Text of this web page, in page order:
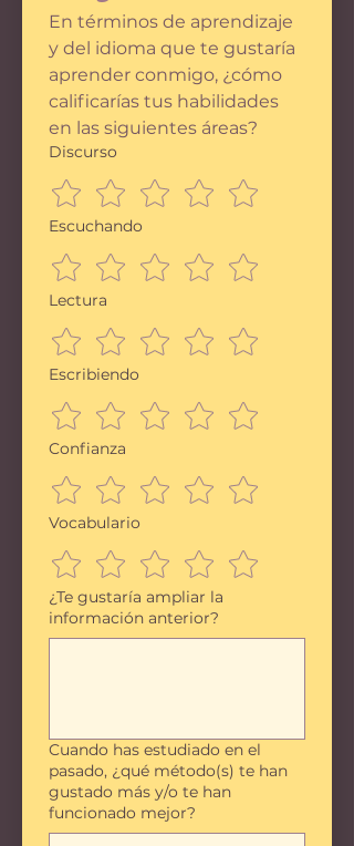
En términos de aprendizaje
y del idioma que te gustaría
aprender conmigo, ¿cómo
calificarías tus habilidades
en las siguientes áreas?
Discurso
Escuchando
Lectura
Escribiendo
Confianza
Vocabulario
¿Te gustaría ampliar la
información anterior?
Cuando has estudiado en el
pasado, ¿qué método(s) te han
gustado más y/o te han
funcionado mejor?